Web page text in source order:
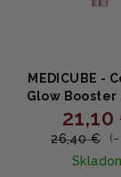
MEDICUBE -
Glow Booster
posilňujúce
kolagénom
26,40 €